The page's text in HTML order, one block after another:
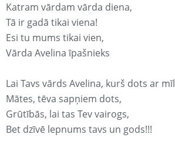
Katram vārdam vārda diena,
Tā ir gadā tikai viena!
Esi tu mums tikai vien,
Vārda Avelina īpašnieks
Lai Tavs vārds Avelina, kurš dots ar
Mātes, tēva sapņiem dots,
Grūtībās, lai tas Tev vairogs,
Bet dzīvē lepnums tavs un gods!!!